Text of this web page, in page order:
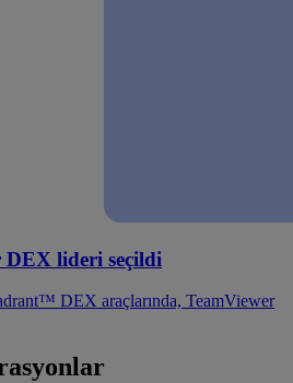
DEX lideri seçildi
DEX araçlarında, TeamViewer